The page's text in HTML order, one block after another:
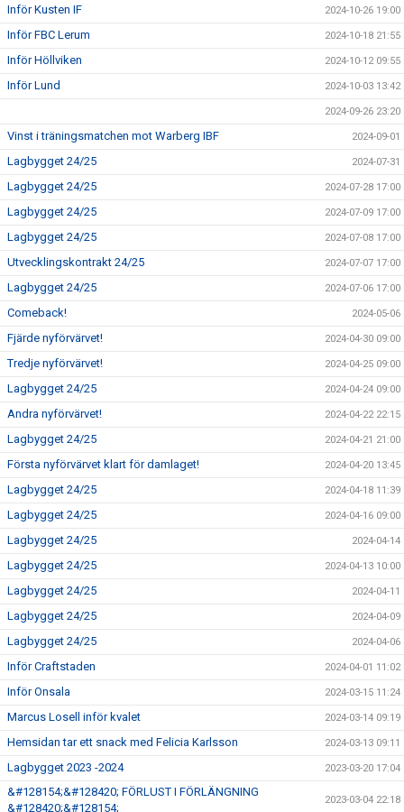
Inför Kusten IF 2024-10-26 19:00
Inför FBC Lerum 2024-10-18 21:55
Inför Höllviken 2024-10-12 09:55
Inför Lund 2024-10-03 13:42
2024-09-26 23:20
Vinst i träningsmatchen mot Warberg IBF 2024-09-01
Lagbygget 24/25 2024-07-31
Lagbygget 24/25 2024-07-28 17:00
Lagbygget 24/25 2024-07-09 17:00
Lagbygget 24/25 2024-07-08 17:00
Utvecklingskontrakt 24/25 2024-07-07 17:00
Lagbygget 24/25 2024-07-06 17:00
Comeback! 2024-05-06
Fjärde nyförvärvet! 2024-04-30 09:00
Tredje nyförvärvet! 2024-04-25 09:00
Lagbygget 24/25 2024-04-24 09:00
Andra nyförvärvet! 2024-04-22 22:15
Lagbygget 24/25 2024-04-21 21:00
Första nyförvärvet klart för damlaget! 2024-04-20 13:45
Lagbygget 24/25 2024-04-18 11:39
Lagbygget 24/25 2024-04-16 09:00
Lagbygget 24/25 2024-04-14
Lagbygget 24/25 2024-04-13 10:00
Lagbygget 24/25 2024-04-11
Lagbygget 24/25 2024-04-09
Lagbygget 24/25 2024-04-06
Inför Craftstaden 2024-04-01 11:02
Inför Onsala 2024-03-15 11:24
Marcus Losell inför kvalet 2024-03-14 09:19
Hemsidan tar ett snack med Felicia Karlsson 2024-03-13 09:11
Lagbygget 2023 -2024 2023-03-20 17:04
&#128154;&#128420; FÖRLUST I FÖRLÄNGNING
&#128420;&#128154;
2023-03-04 22:18